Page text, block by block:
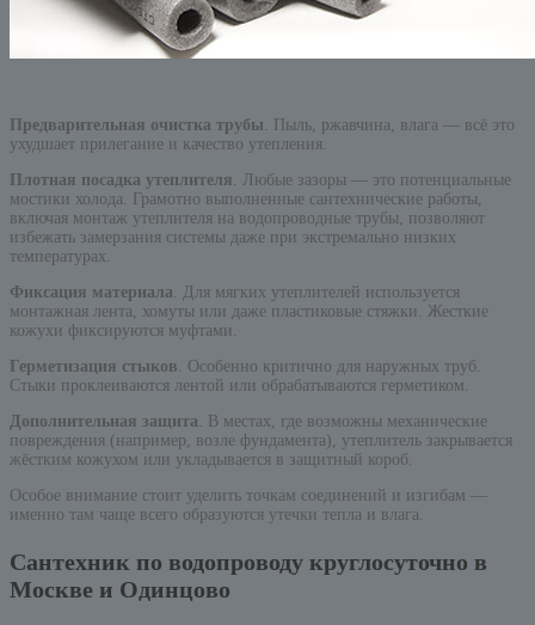
Предварительная очистка трубы. Пыль, ржавчина, влага — всё это
ухудшает прилегание и качество утепления.
Плотная посадка утеплителя. Любые зазоры — это потенциальные
мостики холода. Грамотно выполненные сантехнические работы,
включая монтаж утеплителя на водопроводные трубы, позволяют
избежать замерзания системы даже при экстремально низких
температурах.
Фиксация материала. Для мягких утеплителей используется
монтажная лента, хомуты или даже пластиковые стяжки. Жесткие
кожухи фиксируются муфтами.
Герметизация стыков. Особенно критично для наружных труб.
Стыки проклеиваются лентой или обрабатываются герметиком.
Дополнительная защита. В местах, где возможны механические
повреждения (например, возле фундамента), утеплитель закрывается
жёстким кожухом или укладывается в защитный короб.
Особое внимание стоит уделить точкам соединений и изгибам —
именно там чаще всего образуются утечки тепла и влага.
Сантехник по водопроводу круглосуточно в
Москве и Одинцово